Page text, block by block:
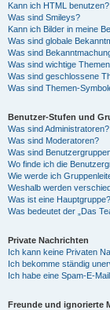
Kann ich HTML benutzen?
Was sind Smileys?
Kann ich Bilder in meine
Was sind globale
Was sind
Was sind wichtige
Was sind geschlossene
Was sind Themen-
Benutzer-Stufen und
Was sind Administratoren?
Was sind Moderatoren?
Was sind
Wo finde ich die
Wie werde ich
Weshalb werden
Was ist eine Hauptgruppe?
Was bedeutet der „Das
Private Nachrichten
Ich kann keine Privaten
Ich bekomme ständig
Ich habe eine Spam-E-
Freunde und ignorierte